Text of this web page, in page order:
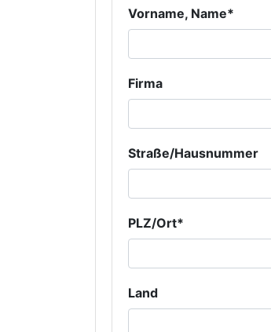
Vorname, Name*
Firma
Straße/Hausnummer
PLZ/Ort*
Land